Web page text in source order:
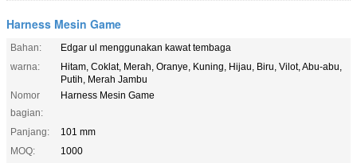
Harness Mesin Game
Bahan:
Edgar ul menggunakan kawat tembaga
warna:
Hitam, Coklat, Merah, Oranye, Kuning, Hijau, Biru, Vilot, Abu-abu,
Putih, Merah Jambu
Nomor
bagian:
Harness Mesin Game
Panjang:
101 mm
MOQ:
1000